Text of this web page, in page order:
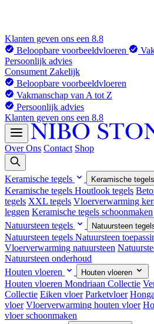
Klanten geven ons een 8.8
Beloopbare voorbeeldvloeren
Persoonlijk advies
Consument Zakelijk
Beloopbare voorbeeldvloeren
Vakmanschap van A tot Z
Persoonlijk advies
Klanten geven ons een 8.8
Over Ons Contact Shop
Keramische tegels Keramische tegels
Keramische tegels Houtlook tegels
tegels XXL tegels Vloerverwarming
leggen Keramische tegels schoonmaken
Natuursteen tegels
Natuursteen
Natuursteen tegels Natuursteen
Vloerverwarming natuursteen
Natuursteen onderhoud
Houten vloeren
Houten vloeren
Houten vloeren Mondriaan Collectie
Collectie Eiken vloer Parketvloer
vloer Vloerverwarming houten vloer
vloer schoonmaken